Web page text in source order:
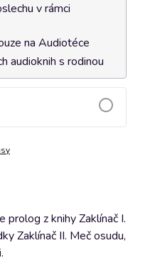
v rámci
na Audiotéce
audioknih s rodinou
prolog z knihy Zaklínač I.
Zaklínač II. Meč osudu,